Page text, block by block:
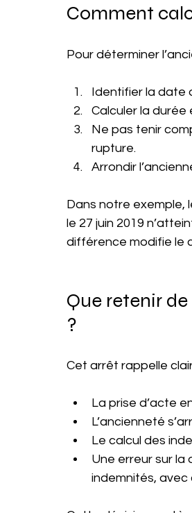
Comment
Pour déterminer
Identifier la date
Calculer la
Ne pas tenir
rupture.
Arrondir
Dans notre exemple,
le 27 juin 2019
différence modifie le
Que retenir de
?
Cet arrêt rappelle
La prise d’acte
L’ancienneté
Le calcul des
Une erreur sur la
indemnités,